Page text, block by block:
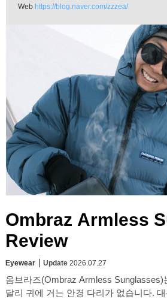
Web https://blog.naver.com/zzzea/
Ombraz Armless
Review
Eyewear Update 2026.07.27
옴브라즈(Ombraz Armless
달리 귀에 거는 안경 다리가 없습니다.